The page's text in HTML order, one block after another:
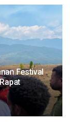
Festival